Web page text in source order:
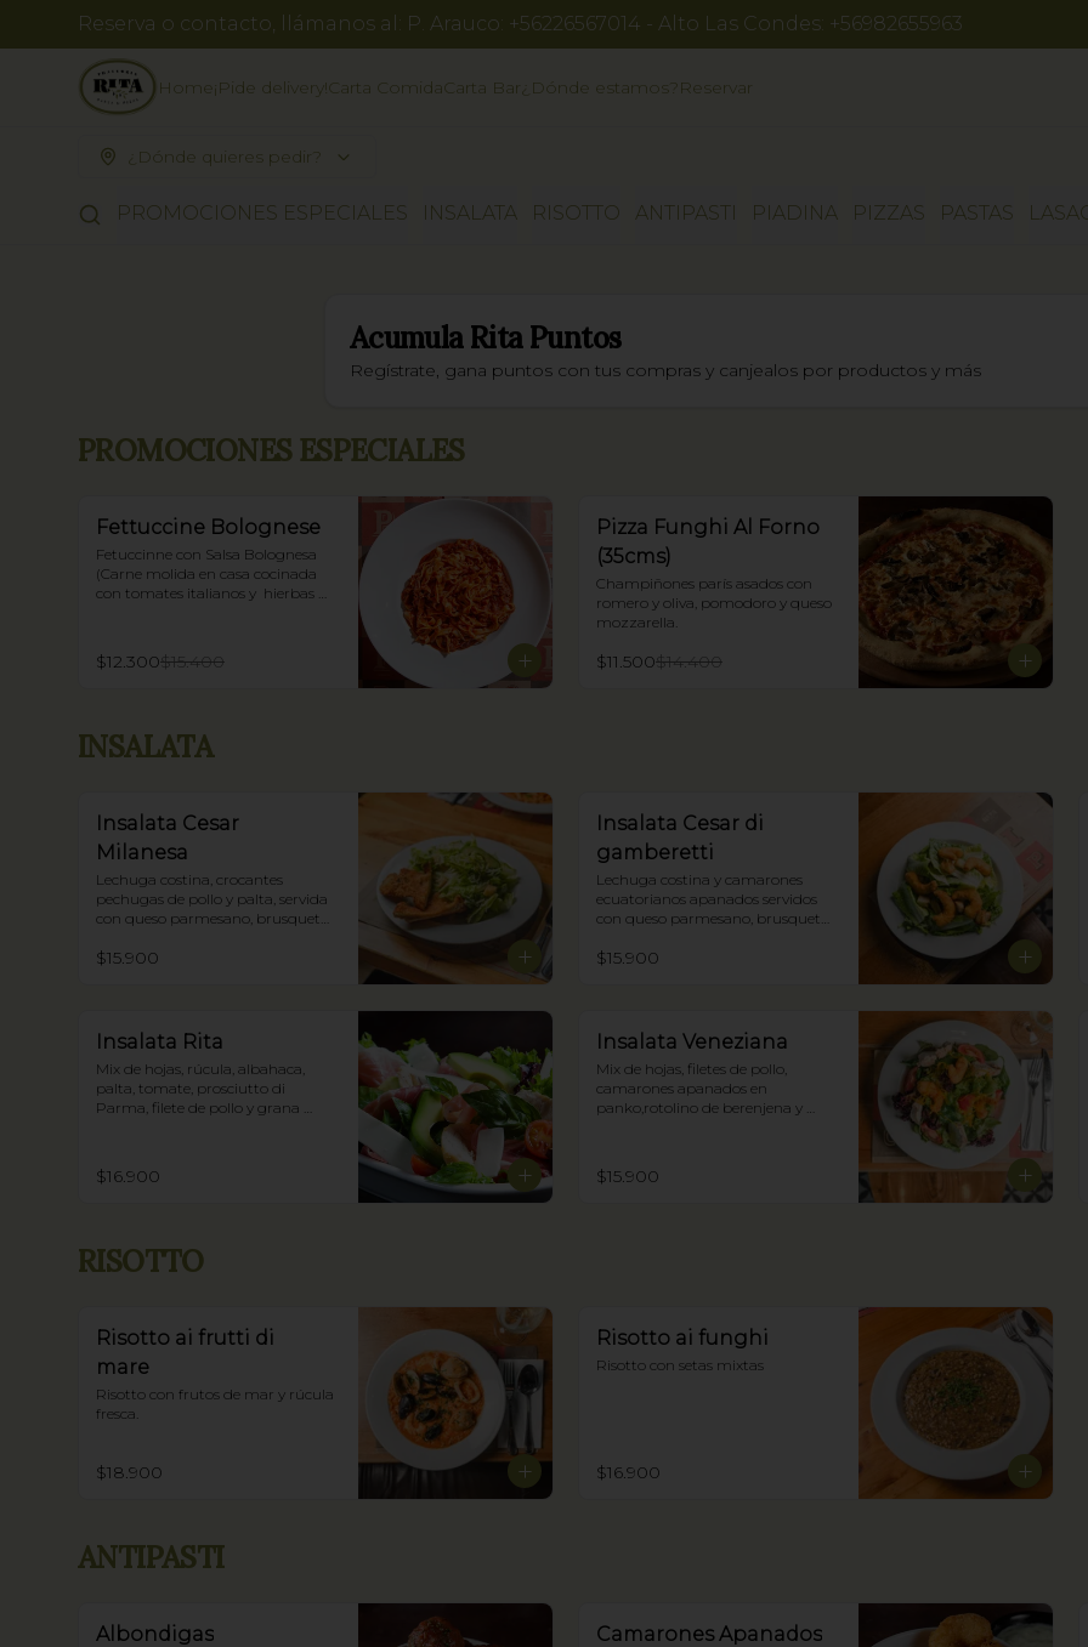
Reserva o contacto, llámanos al: P. Arauco: +56226567014 - Alto Las Condes: +56982655963
Home¡Pide delivery!Carta ComidaCarta Bar ¿Dónde estamos?Reservar
¿Dónde quieres pedir?
PROMOCIONES ESPECIALES INSALATA RISOTTO ANTIPASTI PIADINA PIZZAS PASTAS
AcumulaRita Puntos
Regístrate, gana puntos con tus compras y canjealos por productos y más
PROMOCIONES ESPECIALES
Fettuccine Bolognese
Fetuccinne con Salsa Bolognesa
(Carne molida en casa cocinada
con tomates italianos y  hierbas
$12.300$15.400
Pizza Funghi Al Forno
(35cms)
Champiñones parís asados con
romero y oliva, pomodoro y queso
mozzarella.
$11.500$14.400
INSALATA
Insalata Cesar
Milanesa
Lechuga costina, crocantes
pechugas de pollo y palta, servida
con queso parmesano, brusqueta
César.
$15.900
Insalata Cesar di
gamberetti
Lechuga costina y camarones
ecuatorianos apanados servidos
con queso parmesano, brusqueta
César.
$15.900
Insalata Rita
Mix de hojas, rúcula, albahaca,
palta, tomate, prosciutto di
Parma, filete de pollo y grana
$16.900
Insalata Veneziana
Mix de hojas, filetes de pollo,
camarones apanados en
panko,rotolino de berenjena y
$15.900
RISOTTO
Risotto ai frutti di
mare
Risotto con frutos de mar y rúcula
fresca.
$18.900
Risotto ai funghi
Risotto con setas mixtas
$16.900
ANTIPASTI
Albondigas Camarones Apanados